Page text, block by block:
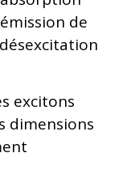
de
excitons
dimensions